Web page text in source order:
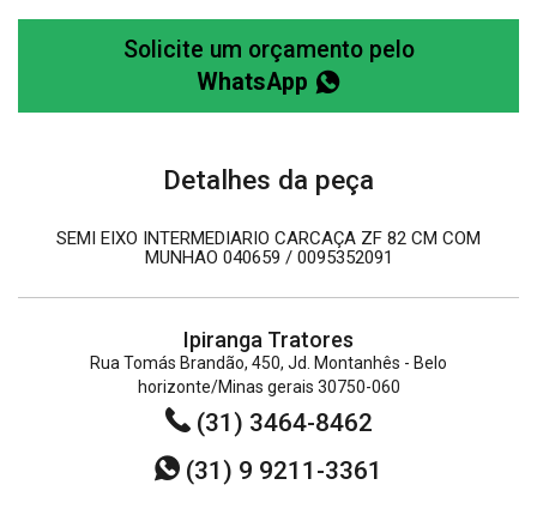
Solicite um orçamento pelo
WhatsApp
Detalhes da peça
SEMI EIXO INTERMEDIARIO CARCAÇA ZF 82 CM COM
MUNHAO 040659 / 0095352091
Ipiranga Tratores
Rua Tomás Brandão, 450, Jd. Montanhês - Belo
horizonte/Minas gerais 30750-060
(31) 3464-8462
(31) 9 9211-3361